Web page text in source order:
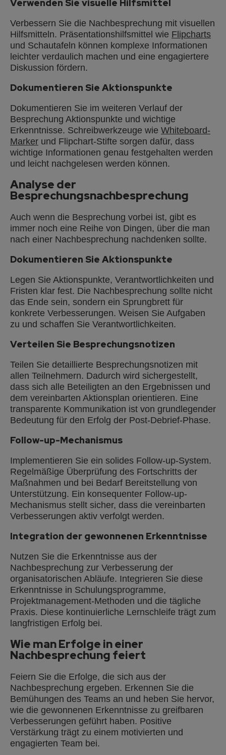
Verwenden Sie visuelle Hilfsmittel
Verbessern Sie die Nachbesprechung mit visuellen
Hilfsmitteln. Präsentationshilfsmittel wie Flipcharts
und Schautafeln können komplexe Informationen
leichter verdaulich machen und eine engagiertere
Diskussion fördern.
Dokumentieren Sie Aktionspunkte
Dokumentieren Sie im weiteren Verlauf der
Besprechung Aktionspunkte und wichtige
Erkenntnisse. Schreibwerkzeuge wie Whiteboard-
Marker und Flipchart-Stifte sorgen dafür, dass
wichtige Informationen genau festgehalten werden
und leicht nachgelesen werden können.
Analyse der
Besprechungsnachbesprechung
Auch wenn die Besprechung vorbei ist, gibt es
immer noch eine Reihe von Dingen, über die man
nach einer Nachbesprechung nachdenken sollte.
Dokumentieren Sie Aktionspunkte
Legen Sie Aktionspunkte, Verantwortlichkeiten und
Fristen klar fest. Die Nachbesprechung sollte nicht
das Ende sein, sondern ein Sprungbrett für
konkrete Verbesserungen. Weisen Sie Aufgaben
zu und schaffen Sie Verantwortlichkeiten.
Verteilen Sie Besprechungsnotizen
Teilen Sie detaillierte Besprechungsnotizen mit
allen Teilnehmern. Dadurch wird sichergestellt,
dass sich alle Beteiligten an den Ergebnissen und
dem vereinbarten Aktionsplan orientieren. Eine
transparente Kommunikation ist von grundlegender
Bedeutung für den Erfolg der Post-Debrief-Phase.
Follow-up-Mechanismus
Implementieren Sie ein solides Follow-up-System.
Regelmäßige Überprüfung des Fortschritts der
Maßnahmen und bei Bedarf Bereitstellung von
Unterstützung. Ein konsequenter Follow-up-
Mechanismus stellt sicher, dass die vereinbarten
Verbesserungen aktiv verfolgt werden.
Integration der gewonnenen Erkenntnisse
Nutzen Sie die Erkenntnisse aus der
Nachbesprechung zur Verbesserung der
organisatorischen Abläufe. Integrieren Sie diese
Erkenntnisse in Schulungsprogramme,
Projektmanagement-Methoden und die tägliche
Praxis. Diese kontinuierliche Lernschleife trägt zum
langfristigen Erfolg bei.
Wie man Erfolge in einer
Nachbesprechung feiert
Feiern Sie die Erfolge, die sich aus der
Nachbesprechung ergeben. Erkennen Sie die
Bemühungen des Teams an und heben Sie hervor,
wie die gewonnenen Erkenntnisse zu greifbaren
Verbesserungen geführt haben. Positive
Verstärkung trägt zu einem motivierten und
engagierten Team bei.